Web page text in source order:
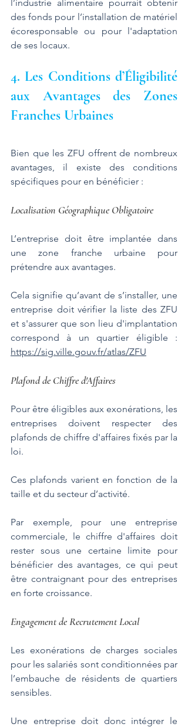
l’industrie alimentaire pourrait obtenir
des fonds pour l’installation de matériel
écoresponsable ou pour l'adaptation
de ses locaux.
4. Les Conditions d’Éligibilité
aux Avantages des Zones
Franches Urbaines
Bien que les ZFU offrent de nombreux
avantages, il existe des conditions
spécifiques pour en bénéficier :
Localisation Géographique Obligatoire
L’entreprise doit être implantée dans
une zone franche urbaine pour
prétendre aux avantages.
Cela signifie qu’avant de s’installer, une
entreprise doit vérifier la liste des ZFU
et s'assurer que son lieu d'implantation
https://sig.ville.gouv.fr/atlas/ZFU
Plafond de Chiffre d'Affaires
Pour être éligibles aux exonérations, les
entreprises doivent respecter des
plafonds de chiffre d'affaires fixés par la
loi.
Ces plafonds varient en fonction de la
taille et du secteur d’activité.
Par exemple, pour une entreprise
commerciale, le chiffre d'affaires doit
rester sous une certaine limite pour
bénéficier des avantages, ce qui peut
être contraignant pour des entreprises
en forte croissance.
Engagement de Recrutement Local
Les exonérations de charges sociales
pour les salariés sont conditionnées par
l’embauche de résidents de quartiers
sensibles.
Une entreprise doit donc intégrer le